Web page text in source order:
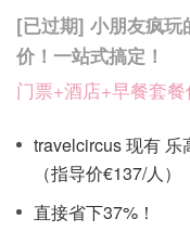
[已过期] 小朋友疯
价！一站式搞定！
门票+酒店+早餐套餐
travelcircus 现有 乐
（指导价€137/人）
直接省下37%！